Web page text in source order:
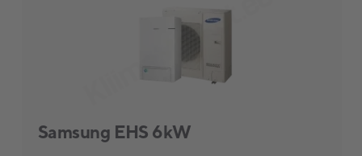
Samsung EHS 6kW